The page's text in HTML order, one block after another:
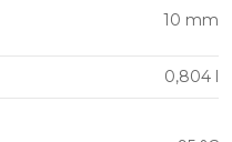
10 mm
0,804 l